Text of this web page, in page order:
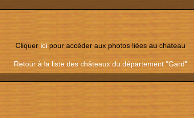
Cliquer ici pour accéder aux photos liées au chateau
Retour à la liste des châteaux du département "Gard"